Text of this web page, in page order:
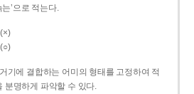
’으로 적는다.
기에 결합하는 어미의 형태를 고정하여 적
분명하게 파악할 수 있다.